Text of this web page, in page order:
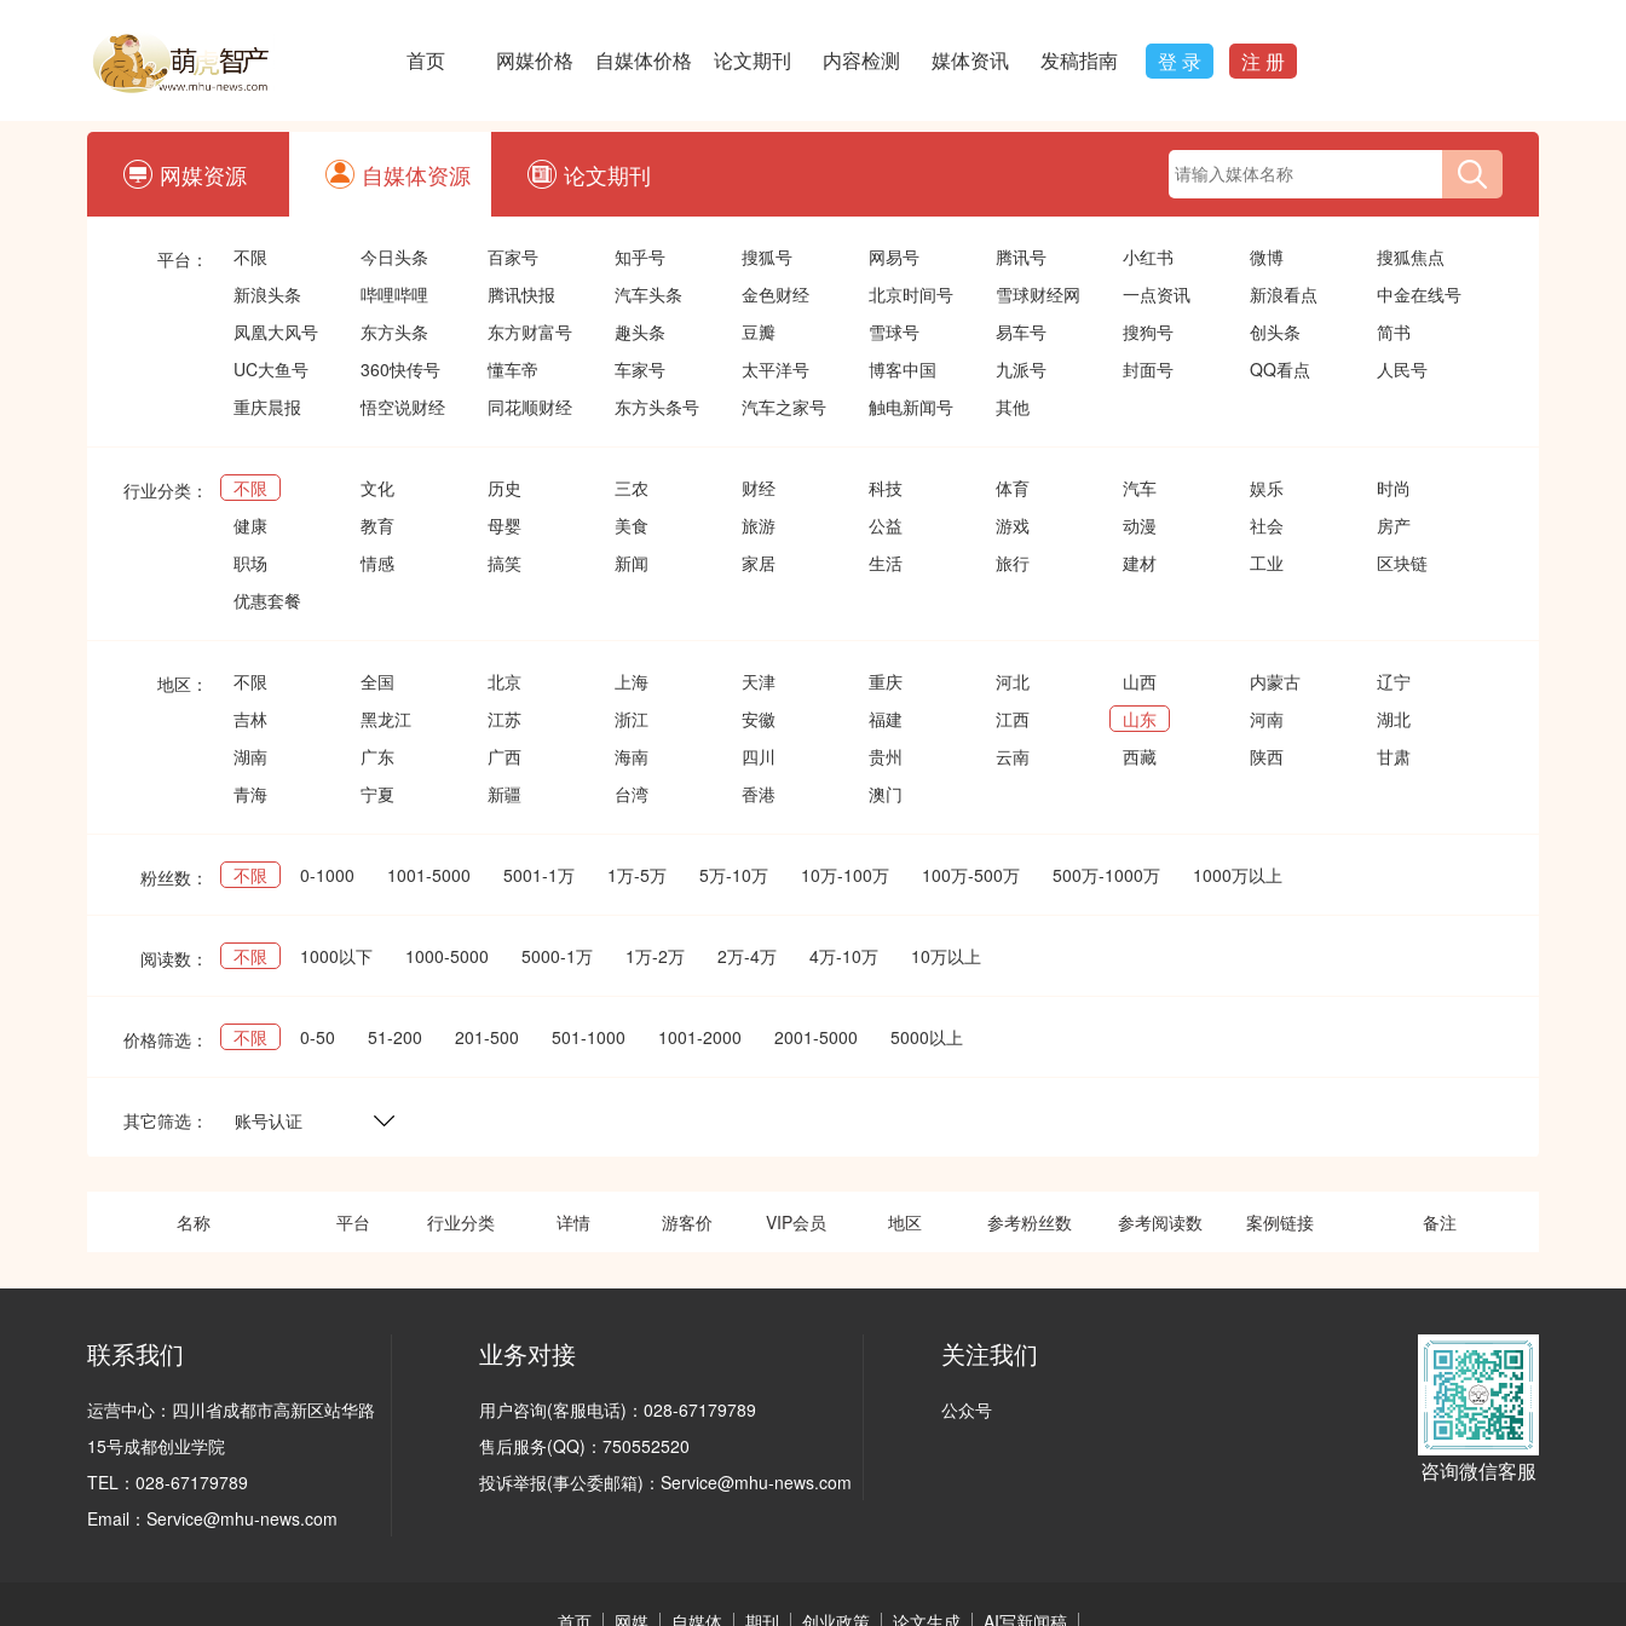
首页 网媒价格 自媒体价格 论文期刊 内容检测 媒体资讯 发稿指南 登 录 注 册
网媒资源 自媒体资源 论文期刊
平台： 不限 今日头条 百家号 知乎号 搜狐号 网易号 腾讯号 小红书 微博
搜狐焦点
新浪头条
哔哩哔哩 腾讯快报 汽车头条 金色财经 北京时间号 雪球财经网 一点资讯 新浪看点
中金在线号
凤凰大风号
东方头条 东方财富号 趣头条 豆瓣 雪球号 易车号 搜狗号 创头条
简书
UC大鱼号
360快传号 懂车帝 车家号 太平洋号 博客中国 九派号 封面号 QQ看点
人民号
重庆晨报
悟空说财经 同花顺财经 东方头条号 汽车之家号 触电新闻号 其他
行业分类： 不限 文化 历史 三农 财经 科技 体育 汽车 娱乐
时尚
健康
教育 母婴 美食 旅游 公益 游戏 动漫 社会
房产
职场
情感 搞笑 新闻 家居 生活 旅行 建材 工业
区块链
优惠套餐
地区： 不限 全国 北京 上海 天津 重庆 河北 山西 内蒙古
辽宁
吉林
黑龙江 江苏 浙江 安徽 福建 江西 山东 河南
湖北
湖南
广东 广西 海南 四川 贵州 云南 西藏 陕西
甘肃
青海
宁夏 新疆 台湾 香港 澳门
粉丝数： 不限 0-1000 1001-5000 5001-1万 1万-5万 5万-10万 10万-100万 100万-500万 500万-1000万 1000万以上
阅读数： 不限 1000以下 1000-5000 5000-1万 1万-2万 2万-4万 4万-10万 10万以上
价格筛选： 不限 0-50 51-200 201-500 501-1000 1001-2000 2001-5000 5000以上
其它筛选： 账号认证
名称 平台 行业分类 详情 游客价 VIP会员 地区 参考粉丝数 参考阅读数 案例链接 备注
联系我们
运营中心：四川省成都市高新区站华路
15号成都创业学院
TEL：028-67179789
Email：Service@mhu-news.com
业务对接
用户咨询(客服电话)：028-67179789
售后服务(QQ)：750552520
投诉举报(事公委邮箱)：Service@mhu-news.com
关注我们
公众号
咨询微信客服
首页 网媒 自媒体 期刊 创业政策 论文生成 AI写新闻稿